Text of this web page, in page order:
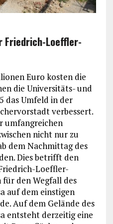
Friedrich-Loeffler-
Euro kosten die
die Universitäts- und
das Umfeld in der
verbessert.
umfangreichen
nicht nur zu
dem Nachmittag des
Dies betrifft den
Loeffler-
für den Wegfall des
auf dem einstigen
Auf dem Gelände des
entsteht derzeitig eine